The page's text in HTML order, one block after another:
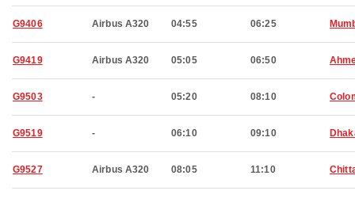
G9406 Airbus A320 04:55 06:25
G9419 Airbus A320 05:05 06:50
G9503 - 05:20 08:10
G9519 - 06:10 09:10
G9527 Airbus A320 08:05 11:10